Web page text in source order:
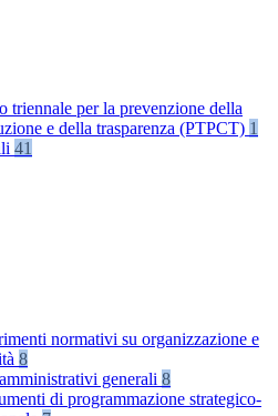
triennale per la prevenzione della
e della trasparenza (PTPCT) 1
41
normativi su organizzazione e
8
generali 8
di programmazione strategico-